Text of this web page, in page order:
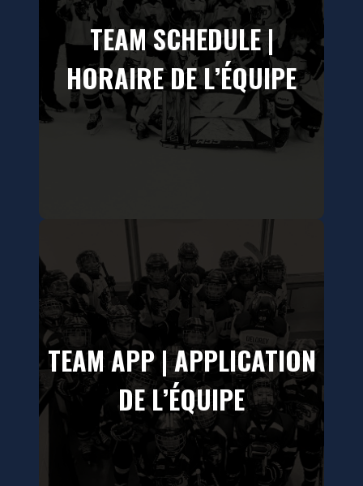
TEAM SCHEDULE |
HORAIRE DE L’ÉQUIPE
TEAM APP | APPLICATION
DE L’ÉQUIPE